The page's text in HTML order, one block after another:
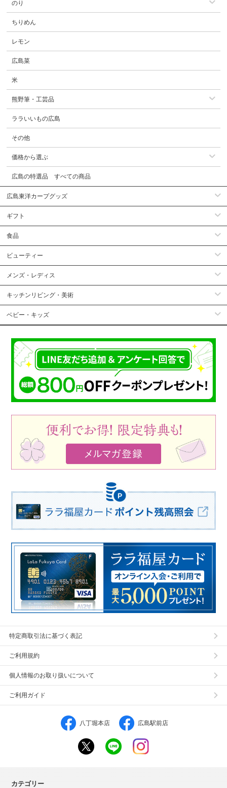
のり
ちりめん
レモン
広島菜
米
熊野筆・工芸品
ララいいもの広島
その他
価格から選ぶ
広島の特選品 すべての商品
広島東洋カープグッズ
ギフト
食品
ビューティー
メンズ・レディス
キッチンリビング・美術
ベビー・キッズ
特定商取引法に基づく表記
ご利用規約
個人情報のお取り扱いについて
ご利用ガイド
八丁堀本店 広島駅前店
カテゴリー